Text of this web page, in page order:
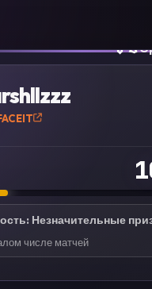
VS
: Незначительные
числе матчей